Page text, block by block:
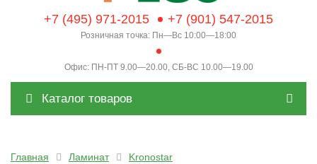
+7 (495) 971-2015 +7 (901) 547-2015
Розничная точка: Пн—Вс 10:00—18:00
Офис: ПН-ПТ 9.00—20.00, СБ-ВС 10.00—19.00
Каталог товаров
Главная Ламинат
Kronostar